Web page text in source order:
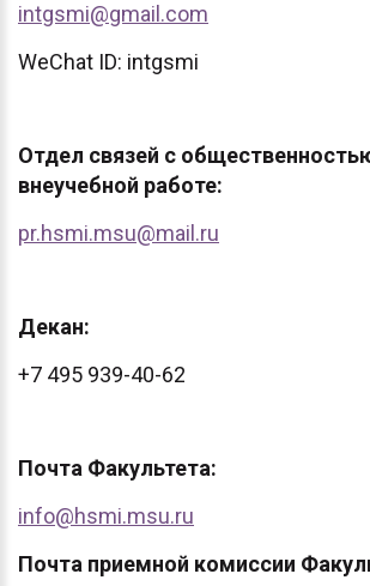
intgsmi@gmail.com
WeChat ID: intgsmi
Отдел связей с
внеучебной работе:
pr.hsmi.msu@mail.ru
Декан:
+7 495 939-40-62
Почта Факультета:
info@hsmi.msu.ru
Почта приемной комиссии